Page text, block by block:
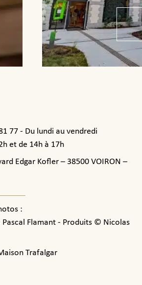
77 - Du lundi au vendredi
et de 14h à 17h
Edgar Kofler – 38500 VOIRON –
:
Flamant - Produits © Nicolas
Trafalgar